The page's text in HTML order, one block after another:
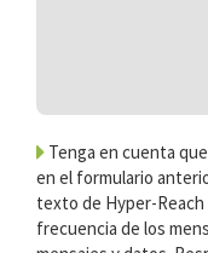
Tenga en cuenta
en el formulario
texto de Hyper-
frecuencia de los